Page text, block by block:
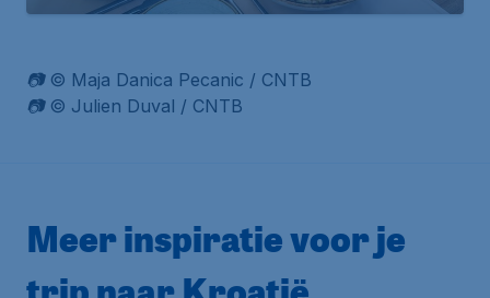
📷 © Maja Danica Pecanic / CNTB
📷 © Julien Duval / CNTB
Meer inspiratie voor je